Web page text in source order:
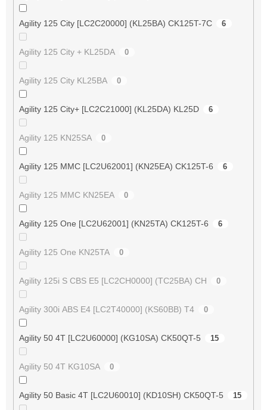
Agility 125 City [LC2C20000] (KL25BA) CK125T-7C 6
Agility 125 City + KL25DA 0
Agility 125 City KL25BA 0
Agility 125 City+ [LC2C21000] (KL25DA) KL25D 6
Agility 125 KN25SA 0
Agility 125 MMC [LC2U62001] (KN25EA) CK125T-6 6
Agility 125 MMC KN25EA 0
Agility 125 One [LC2U62001] (KN25TA) CK125T-6 6
Agility 125 One KN25TA 0
Agility 125i S CBS E5 [LC2CH0000] (TC25BA) CH 0
Agility 300i ABS E4 [LC2T40000] (KS60BB) T4 0
Agility 50 4T [LC2U60000] (KG10SA) CK50QT-5 15
Agility 50 4T KG10SA 0
Agility 50 Basic 4T [LC2U60010] (KD10SH) CK50QT-5 15